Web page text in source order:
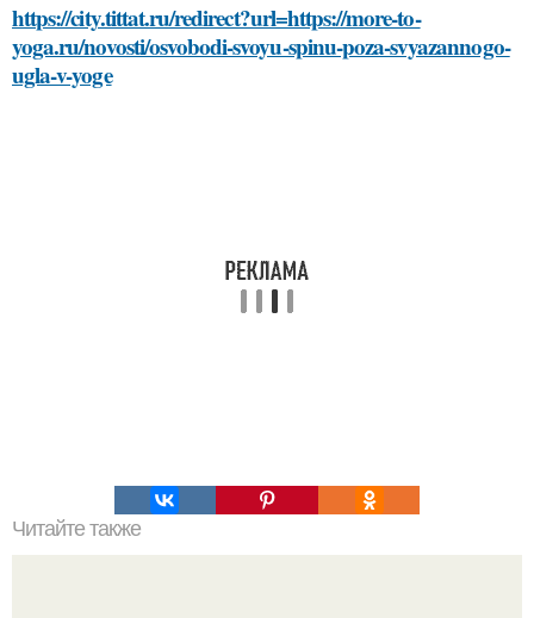
https://city.tittat.ru/redirect?url=https://more-to-
yoga.ru/novosti/osvobodi-svoyu-spinu-poza-svyazannogo-
ugla-v-yoge
Читайте также